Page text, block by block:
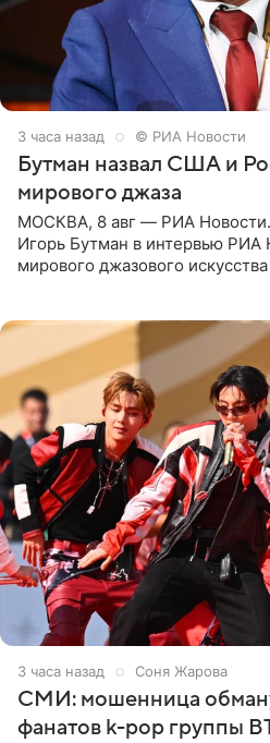
3 часа назад © РИА Новости
Бутман назвал США и
мирового джаза
МОСКВА, 8 авг — РИА
Игорь Бутман в интервью РИА
мирового джазового
3 часа назад Соня Жарова
СМИ: мошенница
фанатов k-pop группы